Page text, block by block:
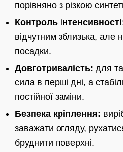
порівняно з різкою
Контроль
відчутним зблизька, але
посадки.
Довготривалість: для
сила в перші дні, а
постійної заміни.
Безпека кріплення:
заважати огляду,
бруднити поверхні.